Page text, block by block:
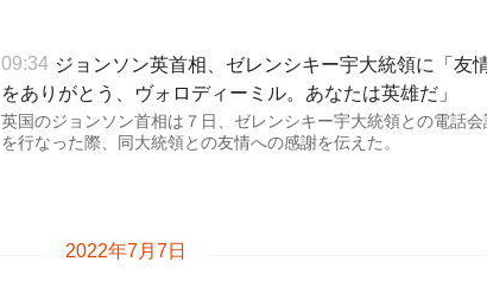
09:34 ジョンソン英首相、ゼレンシキー宇大統領に「友
をありがとう、ヴォロディーミル。あなたは英雄だ」
英国のジョンソン首相は７日、ゼレンシキー宇大統領との電話会
を行なった際、同大統領との友情への感謝を伝えた。
2022年7月7日